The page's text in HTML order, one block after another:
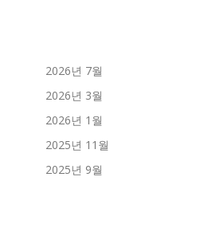
2026년 7월
2026년 3월
2026년 1월
2025년 11월
2025년 9월